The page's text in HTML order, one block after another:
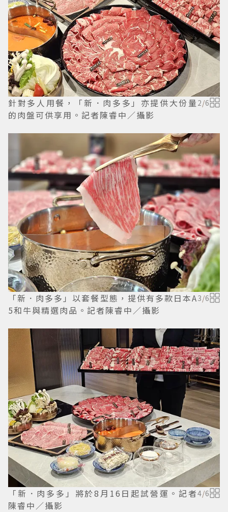
針對多人用餐，「新．肉多多」亦提供大份量
的肉盤可供享用。記者陳睿中／攝影
2/6
「新．肉多多」以套餐型態，提供有多款日本A
5和牛與精選肉品。記者陳睿中／攝影
3/6
「新．肉多多」將於8月16日起試營運。記者
陳睿中／攝影
4/6